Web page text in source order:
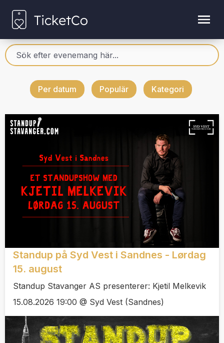
Per datum Populär Kategori
Standup på Syd Vest i Sandnes - Lørdag
15. august
Standup Stavanger AS presenterer: Kjetil Melkevik
15.08.2026 19:00 @ Syd Vest (Sandnes)